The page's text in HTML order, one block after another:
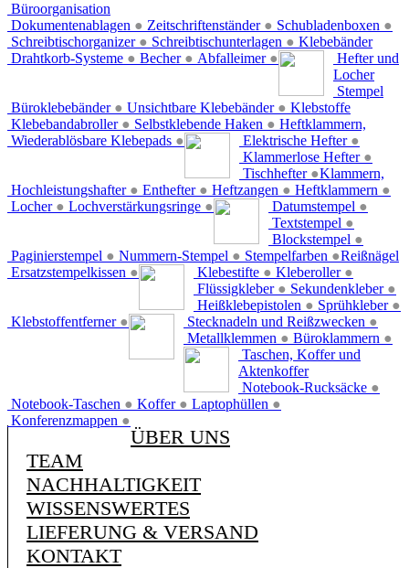
Büroorganisation
Dokumentenablagen ● Zeitschriftenständer ● Schubladenboxen ●
Schreibtischorganizer ● Schreibtischunterlagen ●
Drahtkorb-Systeme ● Becher ● Abfalleimer ●
Klebebänder
Büroklebebänder ● Unsichtbare Klebebänder ●
Klebebandabroller ● Selbstklebende Haken ●
Wiederablösbare Klebepads ●
Hefter und
Locher
Elektrische Hefter ●
Klammerlose Hefter ●
Tischhefter ●
Hochleistungshafter ● Enthefter ● Heftzangen ● Heftklammern ●
Locher ● Lochverstärkungsringe ●
Stempel
Datumstempel ●
Textstempel ●
Blockstempel ●
Paginierstempel ● Nummern-Stempel ● Stempelfarben ●
Ersatzstempelkissen ●
Klebstoffe
Klebestifte ● Kleberoller ●
Flüssigkleber ● Sekundenkleber ●
Heißklebepistolen ● Sprühkleber ●
Klebstoffentferner ●
Heftklammern,
Klammern,
Reißnägel
Stecknadeln und Reißzwecken ●
Metallklemmen ● Büroklammern ●
Taschen, Koffer und
Aktenkoffer
Notebook-Rucksäcke ●
Notebook-Taschen ● Koffer ● Laptophüllen ●
Konferenzmappen ●
ÜBER UNS
TEAM
NACHHALTIGKEIT
WISSENSWERTES
LIEFERUNG & VERSAND
KONTAKT